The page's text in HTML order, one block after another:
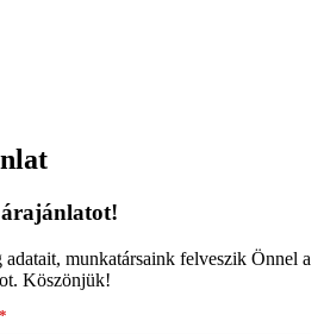
adatait, munkatársaink felveszik Önnel a
Köszönjük!